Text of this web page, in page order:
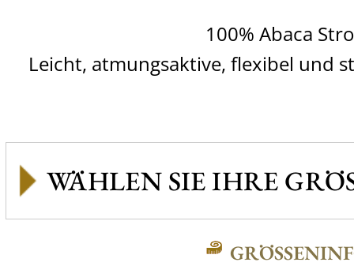
100% Abaca
Leicht, atmungsaktive, flexibel und
GRÖSSENINFO